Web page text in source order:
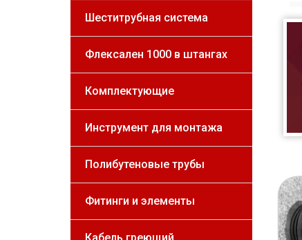
Шеститрубная система
Флексален 1000 в штангах
Комплектующие
Инструмент для монтажа
Полибутеновые трубы
Фитинги и элементы